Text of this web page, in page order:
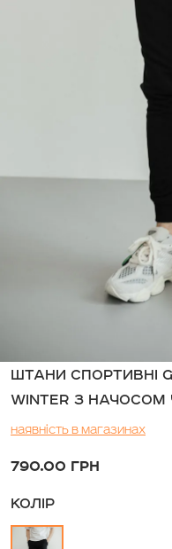
ШТАНИ СПОРТИВНІ
WINTER З
Наявність в магазинах
790.00 ГРН
КОЛІР